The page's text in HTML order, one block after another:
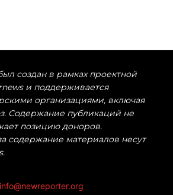
создан в рамках проектной
и поддерживается
организациями, включая
Содержание публикаций не
позицию доноров.
содержание материалов несут
info@newreporter.org